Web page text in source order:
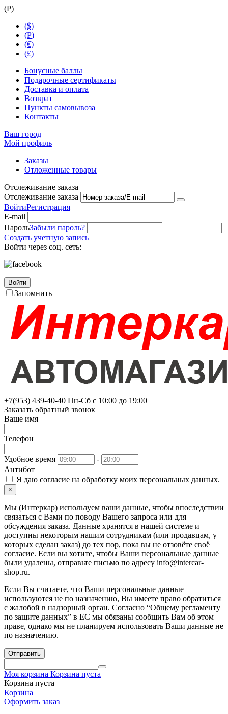
(Р)
($)
(Р)
(€)
(£)
Бонусные баллы
Подарочные сертификаты
Доставка и оплата
Возврат
Пункты самовывоза
Контакты
Ваш город
Мой профиль
Заказы
Отложенные товары
Отслеживание заказа
Отслеживание заказа
ВойтиРегистрация
E-mail
ПарольЗабыли пароль?
Создать учетную запись
Войти через соц. сеть:
Войти
Запомнить
+7(953) 439-40-40 Пн-Сб с 10:00 до 19:00
Заказать обратный звонок
Ваше имя
Телефон
Удобное время
-
Антибот
Я даю согласие на обработку моих персональных данных.
×
Мы (Интеркар) используем ваши данные, чтобы впоследствии
связаться с Вами по поводу Вашего запроса или для
обсуждения заказа. Данные хранятся в нашей системе и
доступны некоторым нашим сотрудникам (или продавцам, у
которых сделан заказ) до тех пор, пока вы не отзовёте своё
согласие. Если вы хотите, чтобы Ваши персональные данные
были удалены, отправьте письмо по адресу info@intercar-
shop.ru.
Если Вы считаете, что Ваши персональные данные
используются не по назначению, Вы имеете право обратиться
с жалобой в надзорный орган. Согласно “Общему регламенту
по защите данных” в ЕС мы обязаны сообщить Вам об этом
праве, однако мы не планируем использовать Ваши данные не
по назначению.
Отправить
Моя корзина Корзина пуста
Корзина пуста
Корзина
Оформить заказ